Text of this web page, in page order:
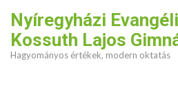
content
(Press
Nyíregyházi
Kossuth Lajos
Hagyományos értékek, modern oktatás